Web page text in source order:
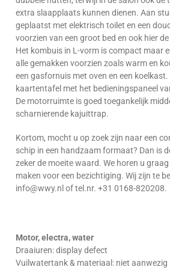
extra slaapplaats kunnen dienen. Aan
geplaatst met elektrisch toilet en een
voorzien van een groot bed en ook hier
Het kombuis in L-vorm is compact maar
alle gemakken voorzien zoals warm en
een gasfornuis met oven en een
kaartentafel met het bedieningspaneel
De motorruimte is goed toegankelijk
scharnierende kajuittrap.
Kortom, mocht u op zoek zijn naar een
schip in een handzaam formaat? Dan is
zeker de moeite waard. We horen u
maken voor een bezichtiging. Wij zijn te
info@wwy.nl of tel.nr. +31 0168-820208.
Motor, electra, water
Draaiuren: display defect
Vuilwatertank & materiaal: niet aanwezig